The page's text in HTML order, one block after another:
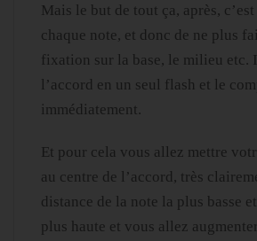
Mais le but de tout ça, après,
chaque note, et donc de ne plus
fixation sur la base, le milieu
l’accord en un seul flash et le
immédiatement.
Et pour cela vous allez mettre
au centre de l’accord, très
distance de la note la plus basse
plus haute et vous allez